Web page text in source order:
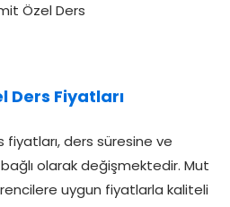
Ders Fiyatları
fiyatları, ders süresine ve
olarak değişmektedir. Mut
uygun fiyatlarla kaliteli